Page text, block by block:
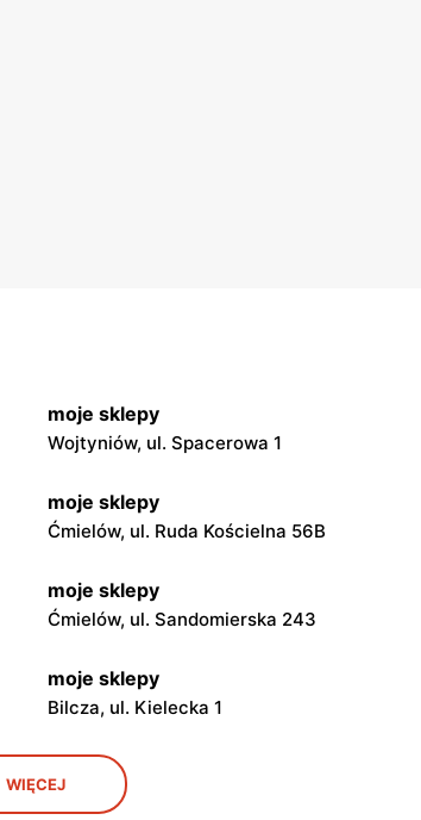
moje sklepy
Wojtyniów, ul. Spacerowa 1
moje sklepy
Ćmielów, ul. Ruda Kościelna 56B
moje sklepy
Ćmielów, ul. Sandomierska 243
moje sklepy
Bilcza, ul. Kielecka 1
moje sklepy
Gorzyce, ul. Szkolna 44
WIĘCEJ